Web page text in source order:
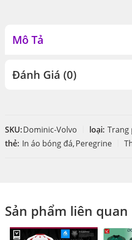
Mô Tả
Đánh Giá (0)
SKU:Dominic-Volvo loại: Trang
thẻ: In áo bóng đá,Peregrine
Sản phẩm liên quan